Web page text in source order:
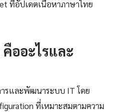
ที่อัปเดตเนื้อหาภาษาไทย
ออะไรและ
ารและพัฒนาระบบ IT โดย
ที่เหมาะสมตามความ